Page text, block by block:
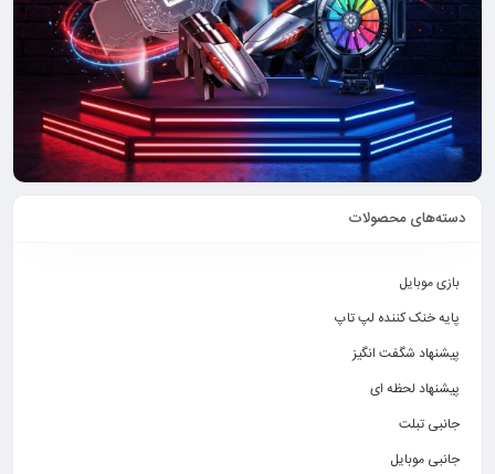
دسته‌های محصولات
بازی موبایل
پایه خنک کننده لپ تاپ
پیشنهاد شگفت انگیز
پیشنهاد لحظه ای
جانبی تبلت
جانبی موبایل